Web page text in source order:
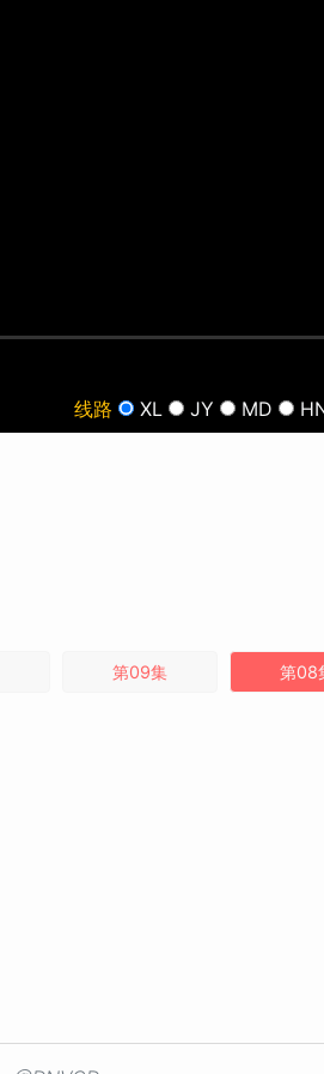
线路 XL JY MD
第09集 第08